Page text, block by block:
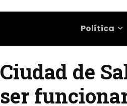
Política
Ciudad de
ser